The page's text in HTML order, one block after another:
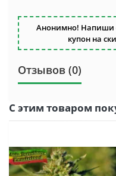
Анонимно! Напиши
купон на
Отзывов (0)
С этим товаром